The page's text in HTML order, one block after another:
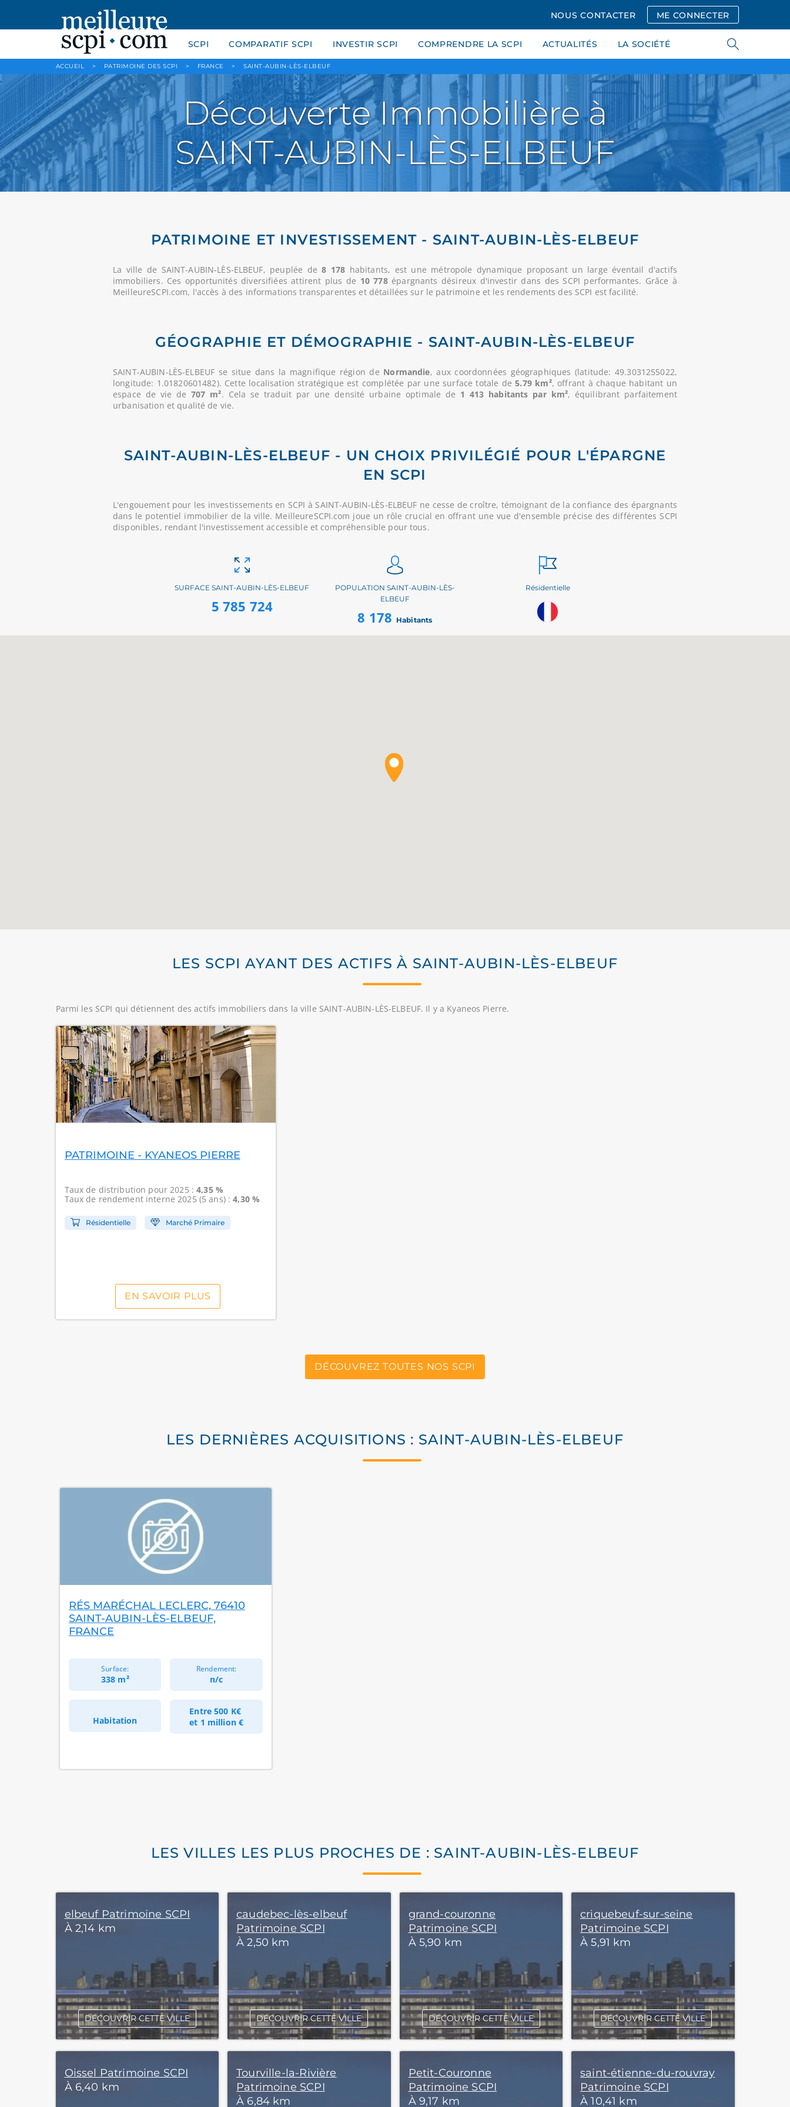
NOUS CONTACTER ME CONNECTER
SCPI COMPARATIF SCPI INVESTIR SCPI COMPRENDRE LA SCPI ACTUALITÉS LA SOCIÉTÉ
ACCUEIL > PATRIMOINE DES SCPI > FRANCE > SAINT-AUBIN-LÈS-ELBEUF
Découverte Immobilière à
SAINT-AUBIN-LÈS-ELBEUF
PATRIMOINE ET INVESTISSEMENT - SAINT-AUBIN-LÈS-ELBEUF
La ville de SAINT-AUBIN-LÈS-ELBEUF, peuplée de8 178 habitants, est une métropole dynamique proposant un large éventail d'actifs
immobiliers. Ces opportunités diversifiées attirent plus de 10 778épargnants désireux d'investir dans des SCPI performantes. Grâce à
MeilleureSCPI.com, l'accès à des informations transparentes et détaillées sur le patrimoine et les rendements des SCPI est facilité.
GÉOGRAPHIE ET DÉMOGRAPHIE - SAINT-AUBIN-LÈS-ELBEUF
SAINT-AUBIN-LÈS-ELBEUF se situe dans la magnifique région de Normandie, aux coordonnées géographiques (latitude: 49.3031255022,
longitude: 1.01820601482). Cette localisation stratégique est complétée par une surface totale de5.79 km², offrant à chaque habitant un
espace de vie de707 m². Cela se traduit par une densité urbaine optimale de 1 413 habitants par km², équilibrant parfaitement
urbanisation et qualité de vie.
SAINT-AUBIN-LÈS-ELBEUF - UN CHOIX PRIVILÉGIÉ POUR L'ÉPARGNE
EN SCPI
L'engouement pour les investissements en SCPI à SAINT-AUBIN-LÈS-ELBEUF ne cesse de croître, témoignant de la confiance des épargnants
dans le potentiel immobilier de la ville. MeilleureSCPI.com joue un rôle crucial en offrant une vue d'ensemble précise des différentes SCPI
disponibles, rendant l'investissement accessible et compréhensible pour tous.
SURFACE SAINT-AUBIN-LÈS-ELBEUF
5 785 724
POPULATION SAINT-AUBIN-LÈS-
ELBEUF
8 178 Habitants
Résidentielle
LES SCPI AYANT DES ACTIFS À SAINT-AUBIN-LÈS-ELBEUF
Parmi les SCPI qui détiennent des actifs immobiliers dans la ville SAINT-AUBIN-LÈS-ELBEUF. Il y a Kyaneos Pierre.
PATRIMOINE - KYANEOS PIERRE
Taux de distribution pour 2025 :4,35 %
Taux de rendement interne2025 (5 ans) :4,30 %
Résidentielle Marché Primaire
EN SAVOIR PLUS
DÉCOUVREZ TOUTES NOS SCPI
LES DERNIÈRES ACQUISITIONS : SAINT-AUBIN-LÈS-ELBEUF
RÉS MARÉCHAL LECLERC, 76410
SAINT-AUBIN-LÈS-ELBEUF,
FRANCE
Surface:
338 m²
Rendement:
n/c
Habitation
Entre500 K€
et 1 million €
LES VILLES LES PLUS PROCHES DE : SAINT-AUBIN-LÈS-ELBEUF
elbeuf Patrimoine SCPI
À 2,14 km
DÉCOUVRIR CETTE VILLE
caudebec-lès-elbeuf
Patrimoine SCPI
À 2,50 km
DÉCOUVRIR CETTE VILLE
grand-couronne
Patrimoine SCPI
À 5,90 km
DÉCOUVRIR CETTE VILLE
criquebeuf-sur-seine
Patrimoine SCPI
À 5,91 km
DÉCOUVRIR CETTE VILLE
Oissel Patrimoine SCPI
À 6,40 km
Tourville-la-Rivière
Patrimoine SCPI
À 6,84 km
Petit-Couronne
Patrimoine SCPI
À 9,17 km
saint-étienne-du-rouvray
Patrimoine SCPI
À 10,41 km